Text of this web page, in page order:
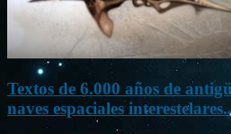
Textos de 6.000 años de
naves espaciales